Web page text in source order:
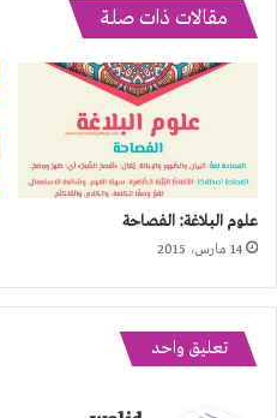
مقالات ذات صلة
علوم البلاغة: الفصاحة
14 مارس، 2015
تعليق واحد